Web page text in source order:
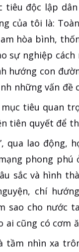
độc lập
của tôi là:
hòa bình,
sự nghiệp
hướng con
những vấn
tiêu quan
tiên quyết để
qua lao động,
phong
sắc và hình
chí
sao cho nước
cũng có cơm
tầm nhìn xa